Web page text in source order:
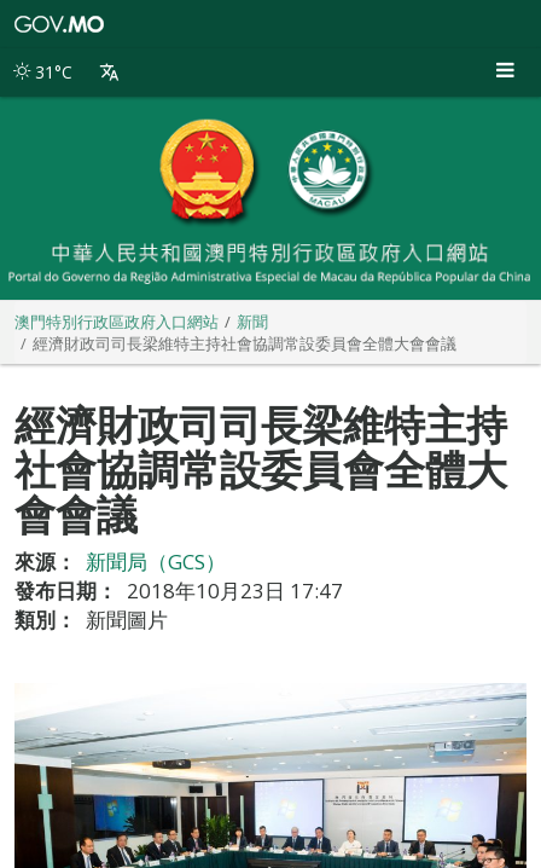
別
31°C
澳門特別行政區政府入口網站
新聞
經濟財政司司長梁維特主持社會協調常設委員會全體大會會議
經濟財政司司長梁維特主持
社會協調常設委員會全體大
會會議
來源：
新聞局（GCS）
發布日期：
2018年10月23日 17:47
類別：
新聞圖片